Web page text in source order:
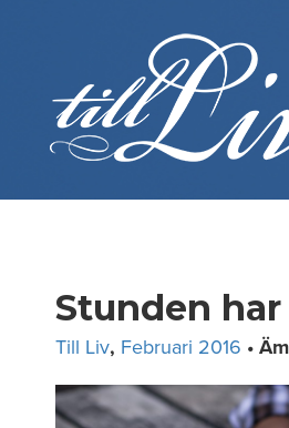
Stunden
Till Liv, Februari 2016 •